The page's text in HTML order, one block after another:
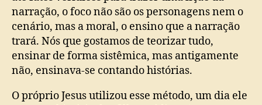
narração, o foco não são os personagens nem o
cenário, mas a moral, o ensino que a narração
trará. Nós que gostamos de teorizar tudo,
ensinar de forma sistêmica, mas antigamente
não, ensinava-se contando histórias.
O próprio Jesus utilizou esse método, um dia ele